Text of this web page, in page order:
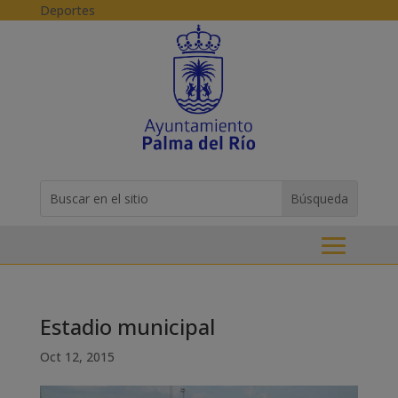
Skip to content
Deportes
for...
Estadio municipal
Oct 12, 2015